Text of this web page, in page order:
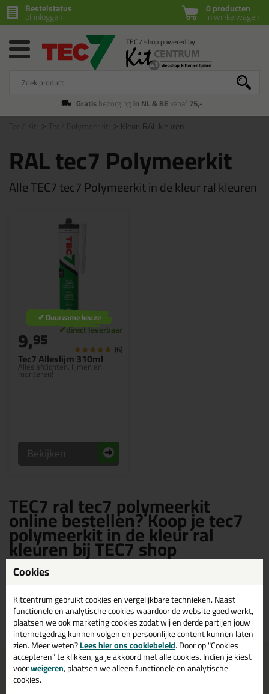
0 producten
in winkelwagen
Bestelstatus
of inloggen
Gratisbezorging in NL & BEvanaf75,-
Kleur: RAL kleuren
RAL tec7 Polymeerkit
Alle TEC7 tec7 Polymeerkit in de kleur ral kleuren
Tec7 Alleslijm 310ml
Alles afdichten, lijmen en
monteren!
✔ Duurzame keuze
9,95 (6)
Bekijken
TEC7 ral tec7 polymeerkit
online bestellen? Koop je tec7
polymeerkit in de kleur ral
kleuren bij TEC7 shop
TEC7 tec7 Polymeerkit in de kleur ral kleuren kopen? Op TEC7 shop
tec7 polymeerkit ral kleuren daarom gemakkelijk en snel op TEC7 shop!
Voor 21:00 uur besteld
morgen in huis
Gratisbezorging inNL & BE
vanaf75,-
Cookies
Kitcentrum gebruikt cookies en vergelijkbare technieken. Naast
functionele en analytische cookies waardoor de website goed werkt,
plaatsen we ook marketing cookies zodat wij en derde partijen jouw
internetgedrag kunnen volgen en persoonlijke content kunnen laten
zien. Meer weten?Lees hier ons cookiebeleid. Door op "Cookies
accepteren" te klikken, ga je akkoord met alle cookies. Indien je kiest
voorweigeren, plaatsen we alleen functionele en analytische
cookies.